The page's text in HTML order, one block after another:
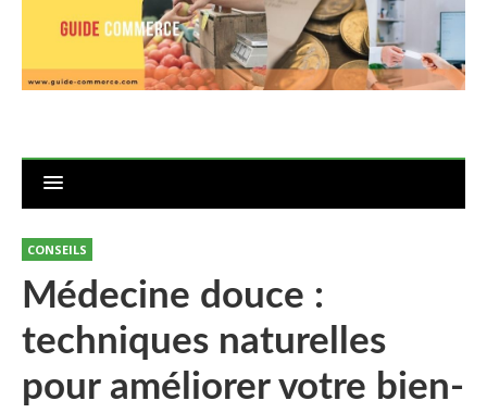
CONSEILS
Médecine douce :
techniques naturelles
pour améliorer votre bien-